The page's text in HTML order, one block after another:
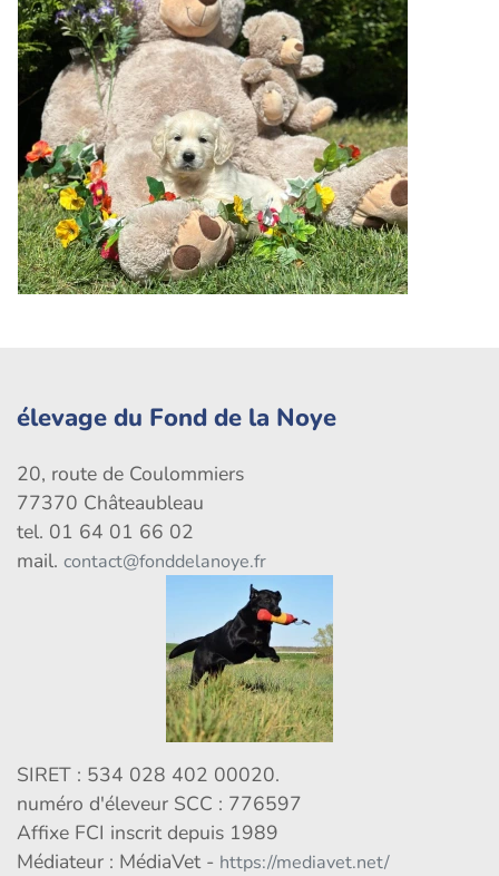
élevage du Fond de la Noye
20, route de Coulommiers
77370 Châteaubleau
tel. 01 64 01 66 02
mail. contact@fonddelanoye.fr
SIRET : 534 028 402 00020.
numéro d'éleveur SCC : 776597
Affixe FCI inscrit depuis 1989
Médiateur : MédiaVet - https://mediavet.net/